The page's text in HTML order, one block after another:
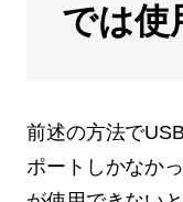
では使
前述の方法で
ポートしかなか